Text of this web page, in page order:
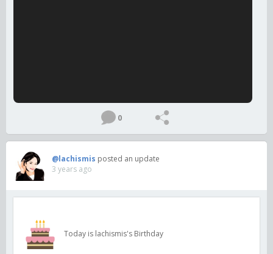
0
@lachismis posted an update
3 years ago
Today is lachismis's Birthday